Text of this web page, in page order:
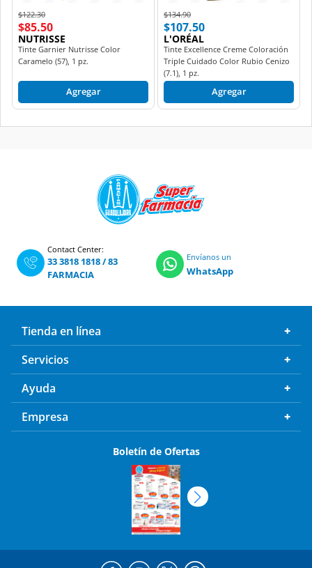
Price reduced from
$122.30to
$85.50
NUTRISSE
Tinte Garnier Nutrisse Color
Caramelo (57), 1 pz.
Agregar
Price reduced from
$134.90to
$107.50
L'ORÉAL
Tinte Excellence Creme Coloración
Triple Cuidado Color Rubio Cenizo
(7.1), 1 pz.
Agregar
Contact Center:
33 3818 1818/83
FARMACIA
Envíanos un
WhatsApp
Tienda en línea
Servicios
Ayuda
Empresa
Boletín de Ofertas